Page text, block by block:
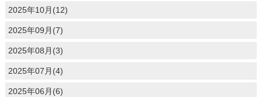
2025年10月(12)
2025年09月(7)
2025年08月(3)
2025年07月(4)
2025年06月(6)